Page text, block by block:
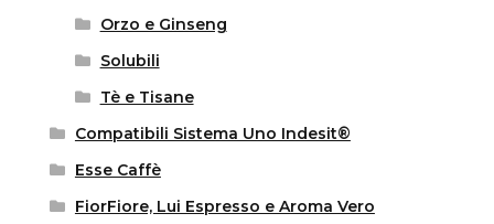
Orzo e Ginseng
Solubili
Tè e Tisane
Compatibili Sistema Uno Indesit®
Esse Caffè
FiorFiore, Lui Espresso e Aroma Vero